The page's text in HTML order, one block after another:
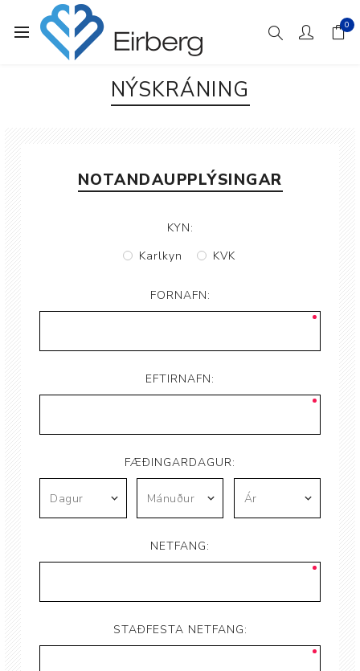
0
NÝSKRÁNING
NOTANDAUPPLÝSINGAR
KYN:
Karlkyn
KVK
FORNAFN:
EFTIRNAFN:
FÆÐINGARDAGUR:
NETFANG:
STAÐFESTA NETFANG: